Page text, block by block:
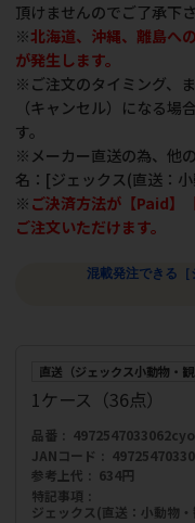
頂けませんのでご了承下さ
※北海道、沖縄、離島へ
が発生します。
※ご注文のタイミング、
（キャンセル）になる
す。
※メーカー直送の為、他
名：[ジェックス(直送：
※ ご決済方法が【Paid】
ご注文いただけます。
混載発注できる［
直送（ジェックス小動物・観
1ケース（36点）
品番
JANコード
参考上代
634円
特記事項
ジェックス(直送：小動物